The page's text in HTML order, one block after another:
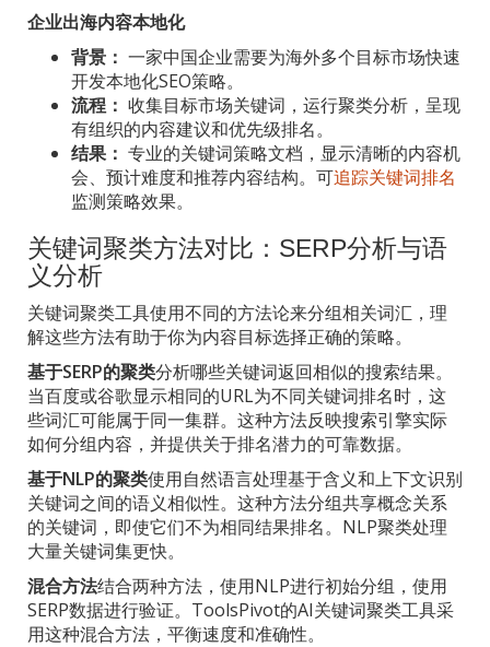
企业出海内容本地化
背景： 一家中国企业需要为海外多个目标市场快速
开发本地化SEO策略。
流程： 收集目标市场关键词，运行聚类分析，呈现
有组织的内容建议和优先级排名。
结果： 专业的关键词策略文档，显示清晰的内容机
会、预计难度和推荐内容结构。可追踪关键词排名
监测策略效果。
关键词聚类方法对比：SERP分析与语
义分析
关键词聚类工具使用不同的方法论来分组相关词汇，理
解这些方法有助于你为内容目标选择正确的策略。
基于SERP的聚类分析哪些关键词返回相似的搜索结果。
当百度或谷歌显示相同的URL为不同关键词排名时，这
些词汇可能属于同一集群。这种方法反映搜索引擎实际
如何分组内容，并提供关于排名潜力的可靠数据。
基于NLP的聚类使用自然语言处理基于含义和上下文识别
关键词之间的语义相似性。这种方法分组共享概念关系
的关键词，即使它们不为相同结果排名。NLP聚类处理
大量关键词集更快。
混合方法结合两种方法，使用NLP进行初始分组，使用
SERP数据进行验证。ToolsPivot的AI关键词聚类工具采
用这种混合方法，平衡速度和准确性。